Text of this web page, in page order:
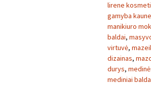
lirene
gamyba kaune
manikiuro
baldai,
virtuvė,
dizainas,
durys,
mediniai